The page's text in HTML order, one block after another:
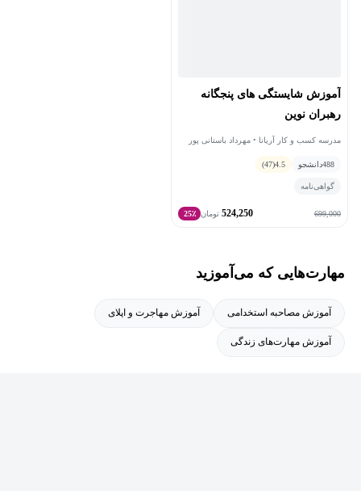
است.
آموزش شایستگی های پنجگانه
رهبران نوین
مدرسه کسب و کار آریانا • مهرداد باستانی پور
488دانشجو 4.5
(47)
گواهی‌نامه
699,000
524,250 تومان 25٪
مهارت‌هایی که می‌آموزید
آموزش مصاحبه استخدامی آموزش مهاجرت و اپلای
آموزش مهارت‌های زندگی